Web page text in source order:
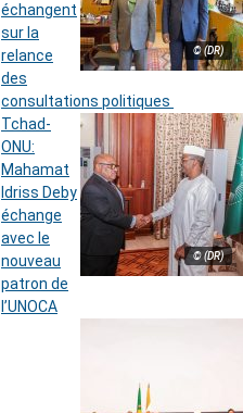
© (DR)
échangent
sur la
relance
des
consultations politiques
© (DR)
Tchad-
ONU:
Mahamat
Idriss Deby
échange
avec le
nouveau
patron de
l’UNOCA